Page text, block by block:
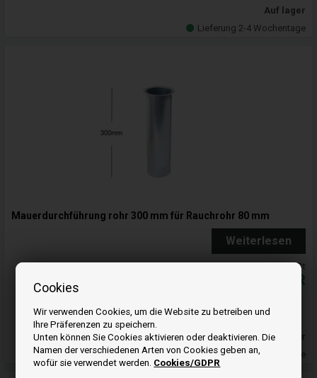
Cookies
Wir verwenden Cookies, um die Website zu betreiben und
Ihre Präferenzen zu speichern.
Unten können Sie Cookies aktivieren oder deaktivieren. Die
Namen der verschiedenen Arten von Cookies geben an,
wofür sie verwendet werden. Cookies/GDPR
Auf lager
Lieferung 2-4 Wochentage
Mauerdurchführung rohr 300 mm für Rauchrohr 80 mm
Weiterlesen
Alle Preise inkl. MwSt
EUR
In den warenkorb
Auf lager
Lieferung 2-4 Wochentage